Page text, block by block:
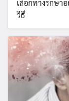
เลือกทางรักษา
วิธี